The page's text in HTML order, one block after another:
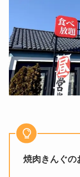
焼肉きんぐの